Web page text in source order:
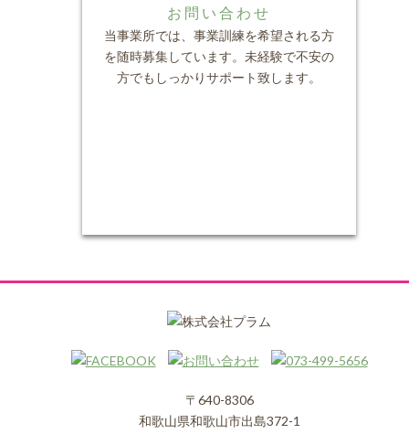
お問い合わせ
当事業所では、事業訓練を希望される方
を随時募集しています。未経験で不安の
方でもしっかりサポート致します。
〒640-8306
和歌山県和歌山市出島372-1